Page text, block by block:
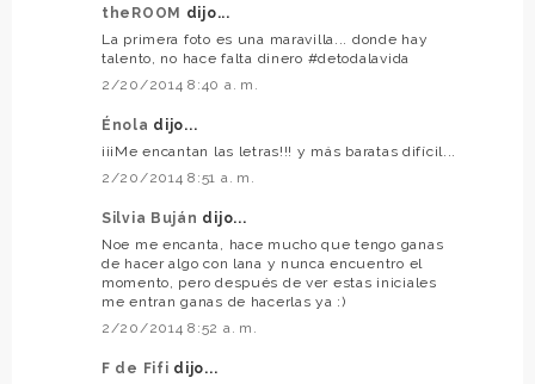
theROOM dijo...
La primera foto es una maravilla... donde hay
talento, no hace falta dinero #detodalavida
2/20/2014 8:40 a. m.
Énola dijo...
¡¡¡Me encantan las letras!!! y más baratas difícil...
2/20/2014 8:51 a. m.
Silvia Buján dijo...
Noe me encanta, hace mucho que tengo ganas
de hacer algo con lana y nunca encuentro el
momento, pero después de ver estas iniciales
me entran ganas de hacerlas ya :)
2/20/2014 8:52 a. m.
F de Fifi dijo...